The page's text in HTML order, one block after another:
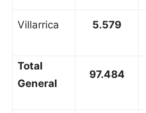
Villarrica 5.579
Total
General
97.484